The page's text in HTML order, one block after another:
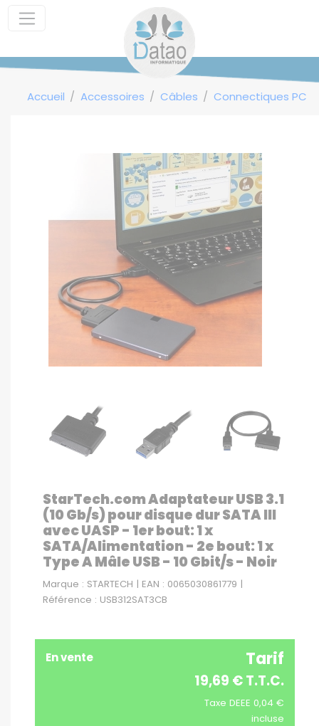
Accueil Accessoires Câbles Connectiques PC
StarTech.com Adaptateur USB 3.1
(10 Gb/s) pour disque dur SATA III
avec UASP - 1er bout: 1 x
SATA/Alimentation - 2e bout: 1 x
Type A Mâle USB - 10 Gbit/s - Noir
Marque : STARTECH | EAN : 0065030861779 |
Référence : USB312SAT3CB
En vente Tarif
19,69 € T.T.C.
Taxe DEEE 0,04 €
incluse
Panneau de gestion des cookies